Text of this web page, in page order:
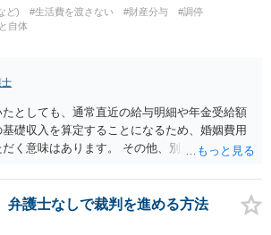
ど) #生活費を渡さない #財産分与
#調停
自体
士
としても、通常直近の給与明細や年金受給額
礎収入を算定することになるため、婚姻費用
く意味はあります。 その他、別居の経緯、質
良いかと思います。
弁護士なしで裁判を進める方法